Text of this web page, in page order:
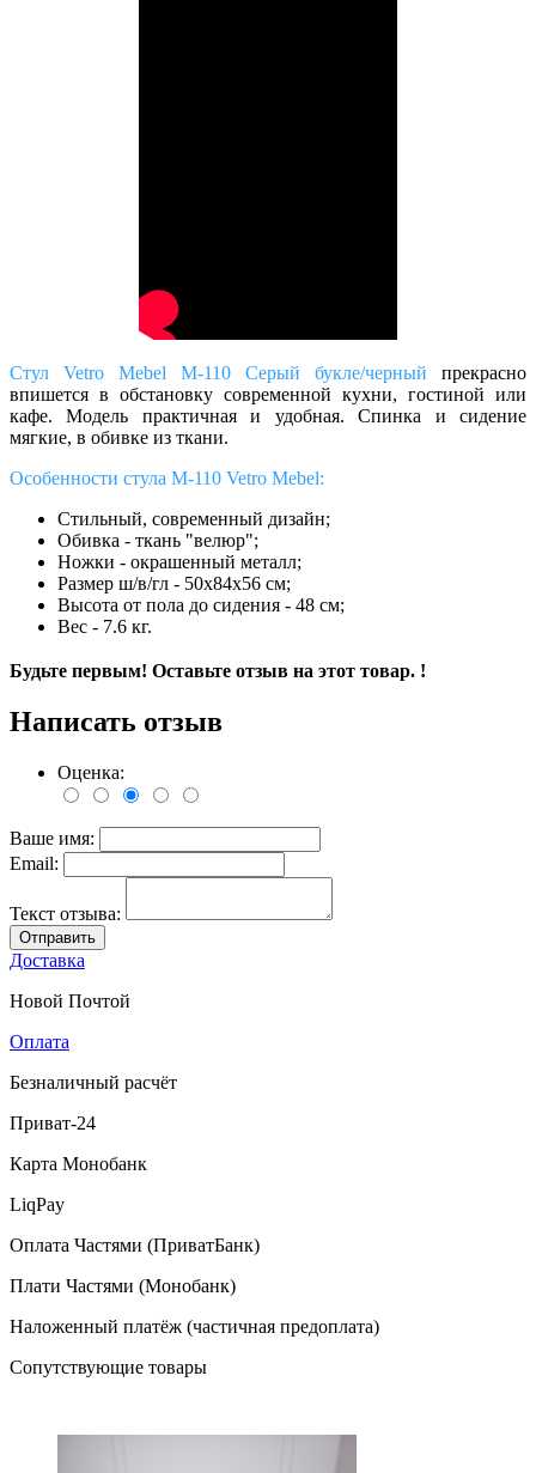
Стул Vetro Mebel M-110 Серый букле/черный прекрасно
впишется в обстановку современной кухни, гостиной или
кафе. Модель практичная и удобная. Спинка и сидение
мягкие, в обивке из ткани.
Особенности стула M-110 Vetro Mebel:
Стильный, современный дизайн;
Обивка - ткань "велюр";
Ножки - окрашенный металл;
Размер ш/в/гл - 50х84х56 см;
Высота от пола до сидения - 48 см;
Вес - 7.6 кг.
Будьте первым! Оставьте отзыв на этот товар. !
Написать отзыв
Оценка:
Ваше имя:
Email:
Текст отзыва:
Отправить
Доставка
Новой Почтой
Оплата
Безналичный расчёт
Приват-24
Карта Монобанк
LiqPay
Оплата Частями (ПриватБанк)
Плати Частями (Монобанк)
Наложенный платёж (частичная предоплата)
Сопутствующие товары